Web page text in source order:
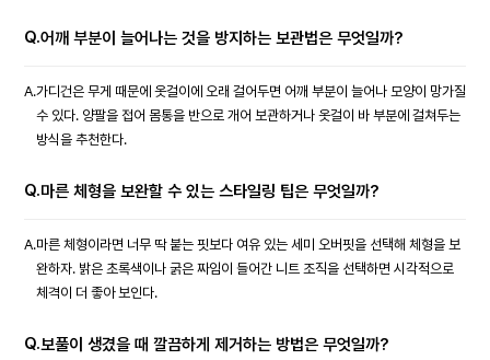
Q.어깨 부분이 늘어나는 것을 방지하는 보관법은 무엇일까?
A.가디건은 무게 때문에 옷걸이에 오래 걸어두면 어깨 부분이 늘어나 모양이 망가질
수 있다. 양팔을 접어 몸통을 반으로 개어 보관하거나 옷걸이 바 부분에 걸쳐두는
방식을 추천한다.
Q.마른 체형을 보완할 수 있는 스타일링 팁은 무엇일까?
A.마른 체형이라면 너무 딱 붙는 핏보다 여유 있는 세미 오버핏을 선택해 체형을 보
완하자. 밝은 초록색이나 굵은 짜임이 들어간 니트 조직을 선택하면 시각적으로
체격이 더 좋아 보인다.
Q.보풀이 생겼을 때 깔끔하게 제거하는 방법은 무엇일까?